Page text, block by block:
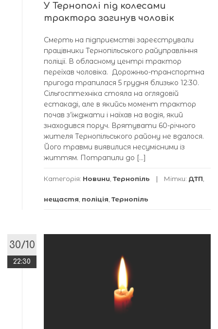
У Тернополі під колесами
трактора загинув чоловік
Смерть на підприємстві зареєстрували
працівники Тернопільського райуправління
поліції. В обласному центрі трактор
переїхав чоловіка. Дорожньо-транспортна
пригода трапилася 5 грудня близько 12:30.
Сільгосптехніка стояла на оглядовій
естакаді, але в якийсь момент трактор
почав з’їжджати і наїхав на водія, який
знаходився поруч. Врятувати 60-річного
жителя Тернопільського району не вдалося.
Його травми виявилися несумісними із
життям. Потрапили до […]
Категорія: Новини Тернопіль Мітки: ДТП
нещастя поліція Тернопіль
30/10
22:30